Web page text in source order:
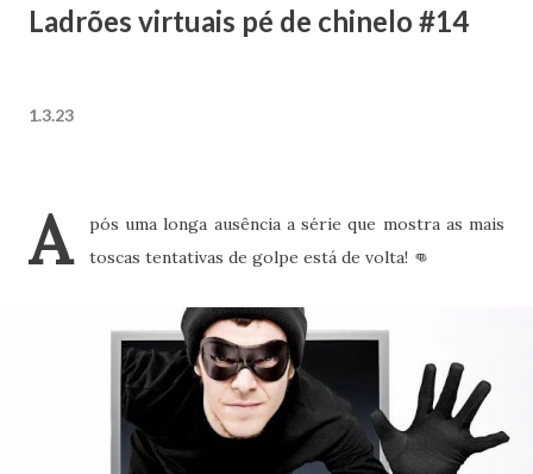
Ladrões virtuais pé de chinelo #14
1.3.23
A
pós uma longa ausência a série que mostra as mais
toscas tentativas de golpe está de volta! 👊